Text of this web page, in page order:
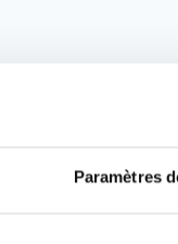
Paramètres